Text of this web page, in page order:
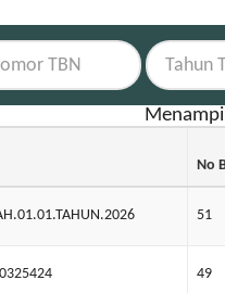
No
51
49